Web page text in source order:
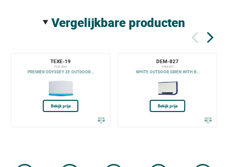
vergelijkbare producten
TEXE-19
FCB-0001
PREMIER ODYSSEY 2E OUTDOOR...
Bekijk prijs
DEM-827
DEM-827
WHITE OUTDOOR SIREN WITH B...
Bekijk prijs